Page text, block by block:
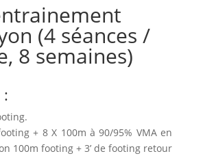
(4 séances /
8 semaines)
+ 8 X 100m à 90/95% VMA en
100m footing + 3’ de footing retour